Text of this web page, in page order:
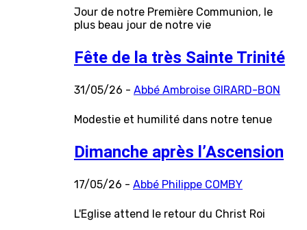
Jour de notre Première Communion, le
plus beau jour de notre vie
Fête de la très Sainte Trinité
31/05/26 - Abbé Ambroise GIRARD-BON
Modestie et humilité dans notre tenue
Dimanche après l’Ascension
17/05/26 - Abbé Philippe COMBY
L'Eglise attend le retour du Christ Roi